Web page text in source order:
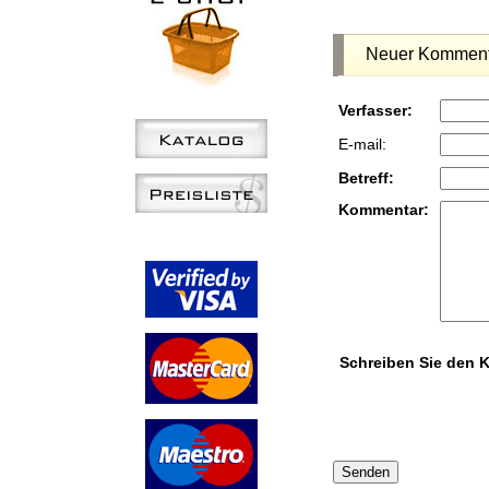
Neuer
Verfasser:
E-mail:
Betreff:
Kommentar:
Schreiben Sie den